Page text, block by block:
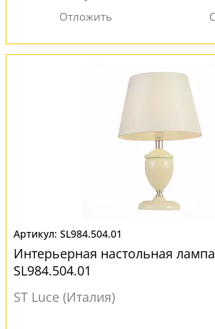
SL984.504.01
Интерьерная настольная
SL984.504.01
ST Luce (Италия)